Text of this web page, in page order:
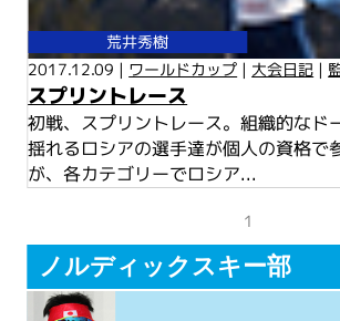
荒井秀樹
2017.12.09 | ワールドカップ | 大会日記 |
スプリントレース
初戦、スプリントレース。組織的なド
揺れるロシアの選手達が個人の資格で
が、各カテゴリーでロシア...
1
ノルディックスキー部